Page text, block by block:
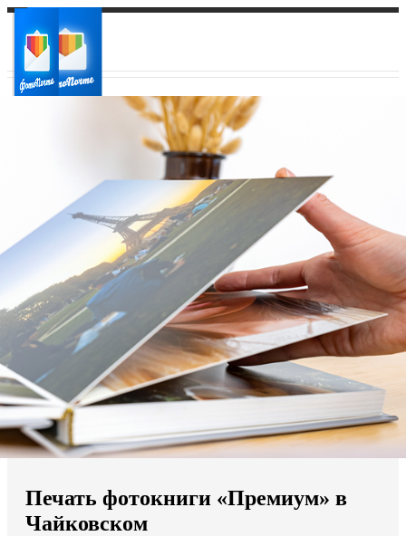
Ваш регион доставки
Выберите из списка:
Мы доставляем по всему миру
Продолжить без города
Печать фотокниги «Премиум» в
Чайковском